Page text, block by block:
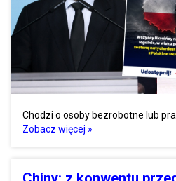
Chodzi o osoby bezrobotne lub
Zobacz więcej »